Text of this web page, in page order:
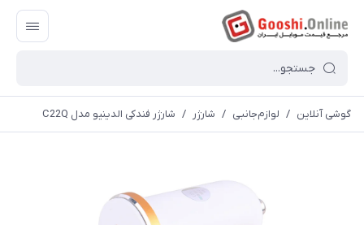
گوشی آنلاین / لوازم‌جانبی / شارژر / شارژر فندکی الدینیو مدل C22Q